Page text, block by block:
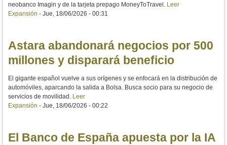
neobanco Imagin y de la tarjeta prepago MoneyToTravel. Leer
Expansión - Jue, 18/06/2026 - 00:31
Astara abandonará negocios por 500
millones y disparará beneficio
El gigante español vuelve a sus orígenes y se enfocará en la distribución de
automóviles, aparcando la salida a Bolsa. Busca socio para su negocio de
servicios de movilidad. Leer
Expansión - Jue, 18/06/2026 - 00:22
El Banco de España apuesta por la IA